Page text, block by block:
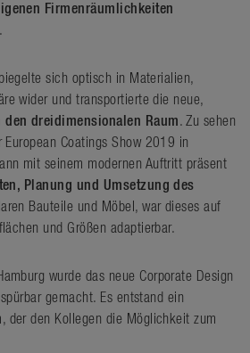
Firmenräumlichkeiten
sich optisch in Materialien,
wider und transportierte die neue,
dreidimensionalen Raum. Zu sehen
Coatings Show 2019 in
mit seinem modernen Auftritt präsent
Planung und Umsetzung des
Bauteile und Möbel, war dieses auf
und Größen adaptierbar.
wurde das neue Corporate Design
gemacht. Es entstand ein
, der den Kollegen die Möglichkeit zum